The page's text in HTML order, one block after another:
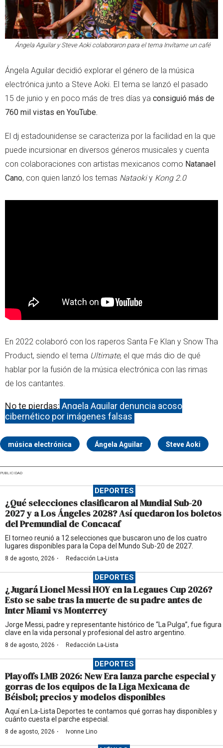
Ángela Aguilar y Steve Aoki colaboraron para el tema Invítame un café
Ángela Aguilar decidió explorar el género de la música
electrónica junto a Steve Aoki. El tema se lanzó el pasado
15 de junio y en poco más de tres días ya consiguió más de
760 mil vistas en YouTube.
El dj estadounidense se caracteriza por la facilidad en la que
puede incursionar en diversos géneros musicales y cuenta
con colaboraciones con artistas mexicanos como Natanael
Cano, con quien lanzó los temas Nataokiy Kong 2.0
En 2022 colaboró con los raperos Santa Fe Klan y Snow Tha
Product, siendo el tema Ultimate, el que más dio de qué
hablar por la fusión de la música electrónica con las rimas
de los cantantes.
No te pierdas: Angela Aguilar denuncia acoso
cibernético por imágenes falsas
música electrónica Ángela Aguilar Steve Aoki
PUBLICIDAD
DEPORTES
¿Qué selecciones clasificaron al Mundial Sub-20
2027 y a Los Ángeles 2028? Así quedaron los boletos
del Premundial de Concacaf
El torneo reunió a 12 selecciones que buscaron uno de los cuatro
lugares disponibles para la Copa del Mundo Sub-20 de 2027.
8 de agosto, 2026 · Redacción La-Lista
DEPORTES
¿Jugará Lionel Messi HOY en la Legaues Cup 2026?
Esto se sabe tras la muerte de su padre antes de
Inter Miami vs Monterrey
Jorge Messi, padre y representante histórico de “La Pulga”, fue figura
clave en la vida personal y profesional del astro argentino.
8 de agosto, 2026 · Redacción La-Lista
DEPORTES
Playoffs LMB 2026: New Era lanza parche especial y
gorras de los equipos de la Liga Mexicana de
Béisbol; precios y modelos disponibles
Aquí en La-Lista Deportes te contamos qué gorras hay disponibles y
cuánto cuesta el parche especial.
8 de agosto, 2026 · Ivonne Lino